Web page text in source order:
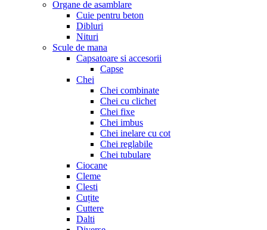
Organe de asamblare
Cuie pentru beton
Dibluri
Nituri
Scule de mana
Capsatoare si accesorii
Capse
Chei
Chei combinate
Chei cu clichet
Chei fixe
Chei imbus
Chei inelare cu cot
Chei reglabile
Chei tubulare
Ciocane
Cleme
Clesti
Cuțite
Cuttere
Dalti